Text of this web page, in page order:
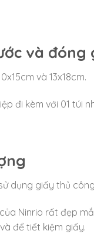
và đóng
và 13x18cm.
đi kèm với 01 túi
dụng giấy thủ
Ninrio rất đẹp
để tiết kiệm giấy.